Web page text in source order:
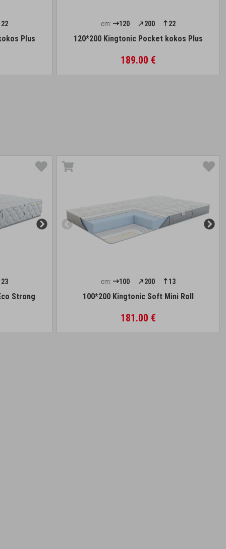
22
Plus
cm: 120 200 22
120*200 Kingtonic Pocket kokos Plus
189.00 €
23
Strong
cm: 100 200 13
100*200 Kingtonic Soft Mini Roll
181.00 €